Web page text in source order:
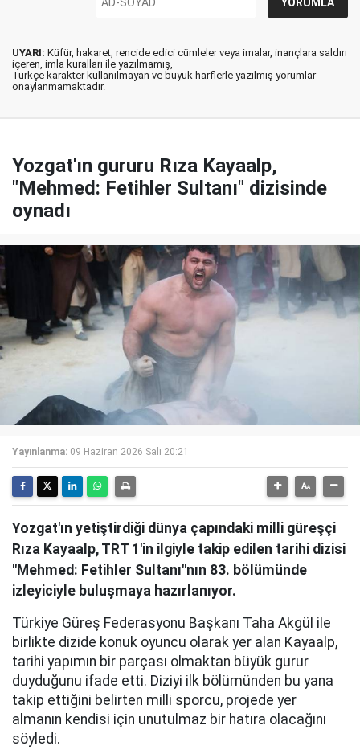
UYARI: Küfür, hakaret, rencide edici cümleler veya imalar, inançlara saldırı
içeren, imla kuralları ile yazılmamış,
Türkçe karakter kullanılmayan ve büyük harflerle yazılmış yorumlar
onaylanmamaktadır.
Yozgat'ın gururu Rıza Kayaalp,
"Mehmed: Fetihler Sultanı" dizisinde
oynadı
Yayınlanma: 09 Haziran 2026 Salı 20:21
Yozgat'ın yetiştirdiği dünya çapındaki milli güreşçi
Rıza Kayaalp, TRT 1'in ilgiyle takip edilen tarihi dizisi
"Mehmed: Fetihler Sultanı"nın 83. bölümünde
izleyiciyle buluşmaya hazırlanıyor.
Türkiye Güreş Federasyonu Başkanı Taha Akgül ile
birlikte dizide konuk oyuncu olarak yer alan Kayaalp,
tarihi yapımın bir parçası olmaktan büyük gurur
duyduğunu ifade etti. Diziyi ilk bölümünden bu yana
takip ettiğini belirten milli sporcu, projede yer
almanın kendisi için unutulmaz bir hatıra olacağını
söyledi.